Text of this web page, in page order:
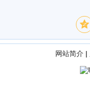
网站简介 |